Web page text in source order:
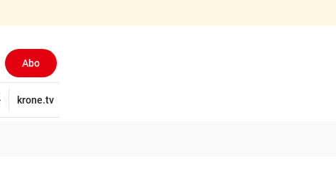
Abo
Wirtschaft
krone.tv